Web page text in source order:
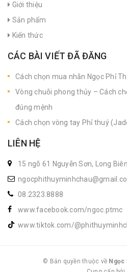
Giới thiệu
Sản phẩm
Kiến thức
CÁC BÀI VIẾT ĐÃ ĐĂNG
Cách chọn mua nhẫn Ngọc Phỉ
Vòng chuỗi phong thủy – Cách
đúng mệnh
Cách chọn vòng tay Phỉ thuý
LIÊN HỆ
15 ngõ 61 Nguyễn Sơn, Long
08.2323.8888
www.facebook.com/ngoc.ptmc
www.tiktok.com/
© Bản quyền thuộc về Ngọc